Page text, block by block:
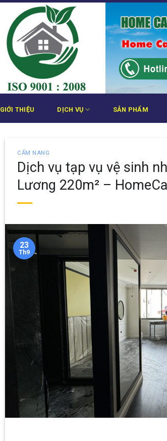
GIỚI THIỆU DỊCH VỤ SẢN PHẨM
CẨM NANG
Dịch vụ tạp vụ vệ sinh
Lương 220m² –
23
Th9